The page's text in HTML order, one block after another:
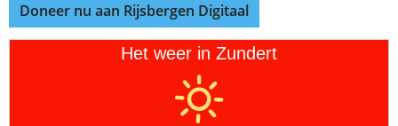
Doneer nu aan Rijsbergen Digitaal
Het weer in Zundert